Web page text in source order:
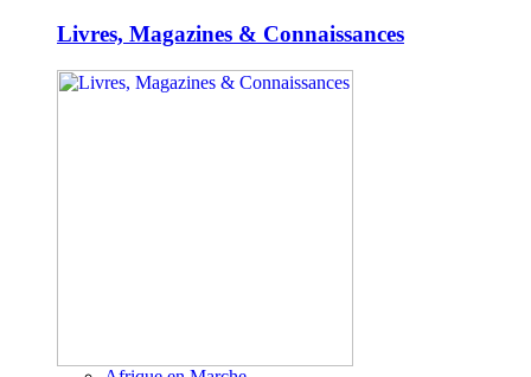
Livres, Magazines & Connaissances